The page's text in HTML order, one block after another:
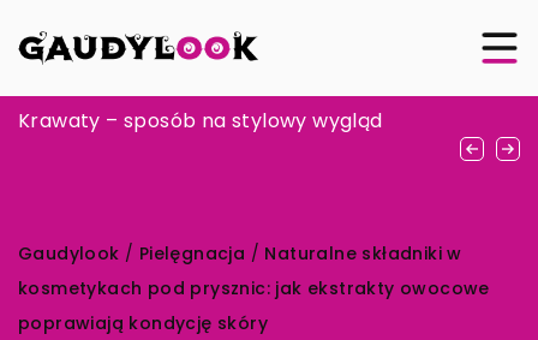
Jak wybrać idealną sukienkę na wyjątkową
Krawaty – sposób na stylowy wygląd
Jak skutecznie korzystać z kuponów
Gaudylook / Pielęgnacja / Naturalne składniki w
kosmetykach pod prysznic: jak ekstrakty owocowe
poprawiają kondycję skóry